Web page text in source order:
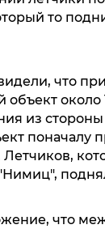
то
что
объект около
из стороны
поначалу
что